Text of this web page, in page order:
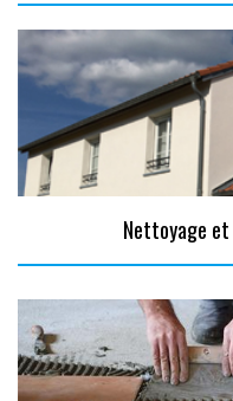
Nettoyage